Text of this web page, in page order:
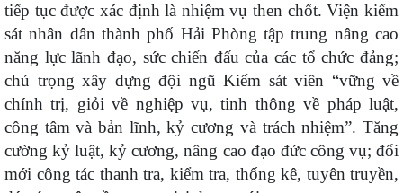
tiếp tục được xác định là nhiệm vụ then chốt. Viện kiểm
sát nhân dân thành phố Hải Phòng tập trung nâng cao
năng lực lãnh đạo, sức chiến đấu của các tổ chức đảng;
chú trọng xây dựng đội ngũ Kiểm sát viên “vững về
chính trị, giỏi về nghiệp vụ, tinh thông về pháp luật,
công tâm và bản lĩnh, kỷ cương và trách nhiệm”. Tăng
cường kỷ luật, kỷ cương, nâng cao đạo đức công vụ; đổi
mới công tác thanh tra, kiểm tra, thống kê, tuyên truyền,